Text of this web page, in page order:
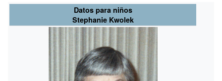
Datos para niños
Stephanie Kwolek